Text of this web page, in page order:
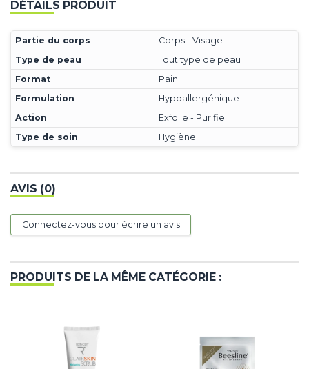
DÉTAILS PRODUIT
Partie du corps
Corps - Visage
Type de peau
Tout type de peau
Format
Pain
Formulation
Hypoallergénique
Action
Exfolie - Purifie
Type de soin
Hygiène
AVIS (0)
Connectez-vous pour écrire un avis
PRODUITS DE LA MÊME CATÉGORIE :